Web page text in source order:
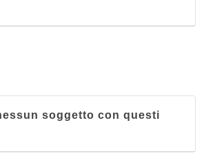
soggetto con questi